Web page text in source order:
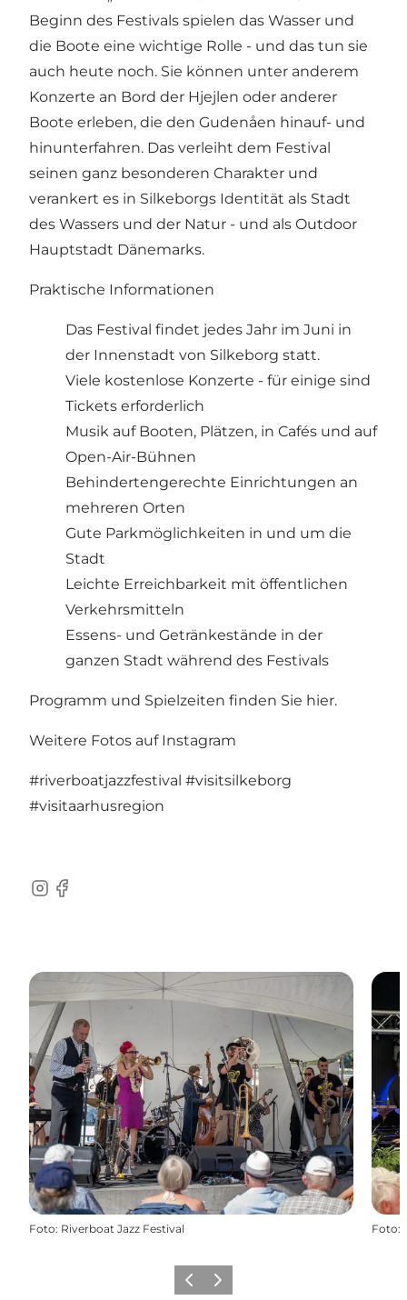
Beginn des Festivals spielen das Wasser und
die Boote eine wichtige Rolle - und das tun sie
auch heute noch. Sie können unter anderem
Konzerte an Bord der Hjejlen oder anderer
Boote erleben, die den Gudenåen hinauf- und
hinunterfahren. Das verleiht dem Festival
seinen ganz besonderen Charakter und
verankert es in Silkeborgs Identität als Stadt
des Wassers und der Natur - und als Outdoor
Hauptstadt Dänemarks.
Praktische Informationen
Das Festival findet jedes Jahr im Juni in
der Innenstadt von Silkeborg statt.
Viele kostenlose Konzerte - für einige sind
Tickets erforderlich
Musik auf Booten, Plätzen, in Cafés und auf
Open-Air-Bühnen
Behindertengerechte Einrichtungen an
mehreren Orten
Gute Parkmöglichkeiten in und um die
Stadt
Leichte Erreichbarkeit mit öffentlichen
Verkehrsmitteln
Essens- und Getränkestände in der
ganzen Stadt während des Festivals
Programm und Spielzeiten finden Sie hier.
Weitere Fotos auf Instagram
#riverboatjazzfestival #visitsilkeborg
#visitaarhusregion
Instagram
Facebook
Foto: Riverboat Jazz Festival Foto:
ZurückWeiter